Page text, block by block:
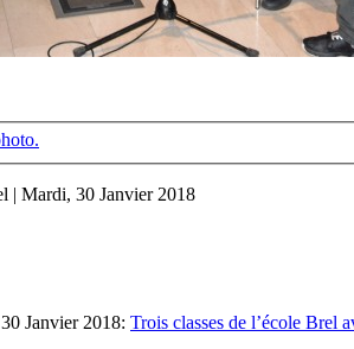
| Mardi, 30 Janvier 2018
Janvier 2018: Trois classes de l’école Brel